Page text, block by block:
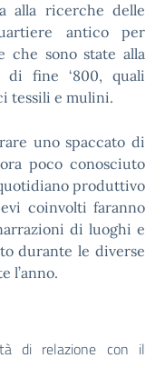
alla ricerche delle
antico per
che sono state alla
di fine ‘800, quali
tessili e mulini.
uno spaccato di
poco conosciuto
produttivo
coinvolti faranno
di luoghi e
durante le diverse
l’anno.
di relazione con il